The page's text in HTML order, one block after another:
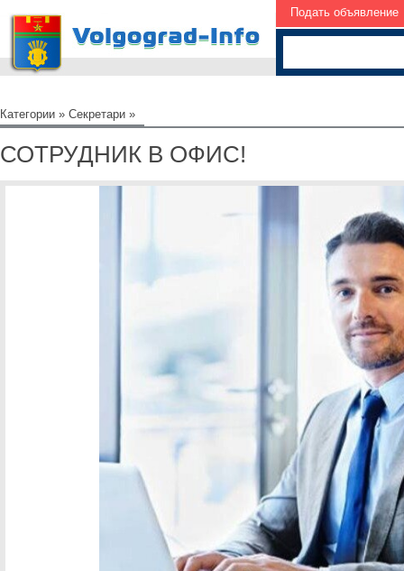
Подать объявление
Категории » Секретари »
СОТРУДНИК В ОФИС!